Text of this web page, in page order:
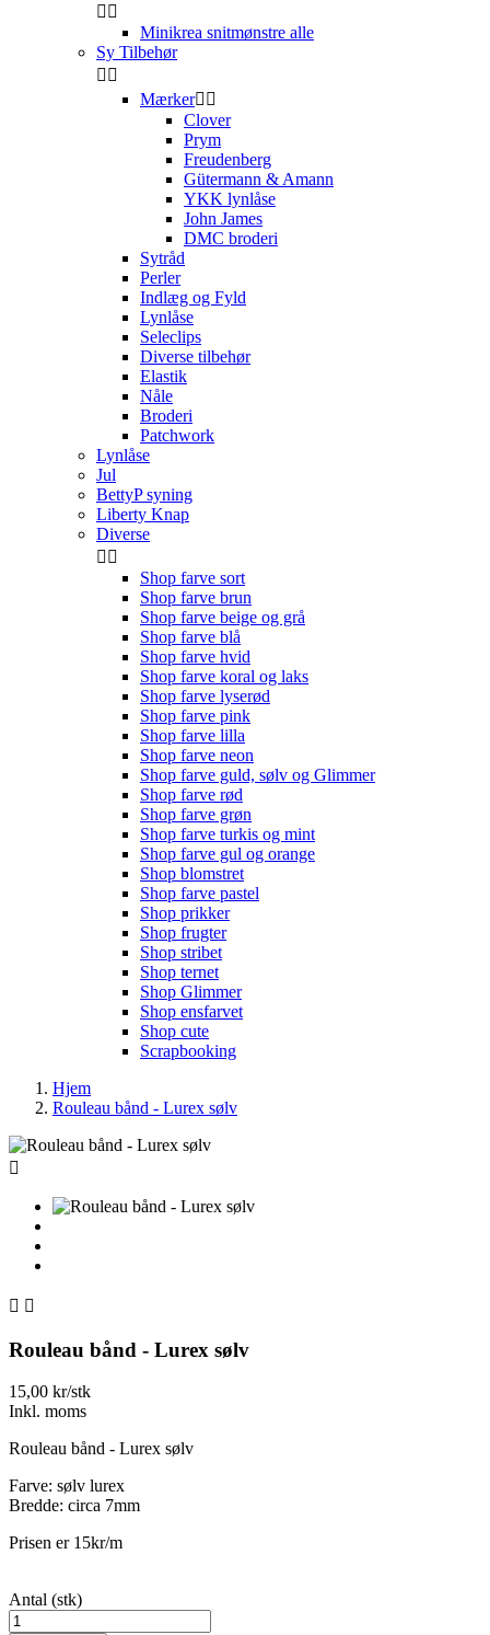
 
Minikrea snitmønstre alle
Sy Tilbehør
 
Mærker 
Clover
Prym
Freudenberg
Gütermann & Amann
YKK lynlåse
John James
DMC broderi
Sytråd
Perler
Indlæg og Fyld
Lynlåse
Seleclips
Diverse tilbehør
Elastik
Nåle
Broderi
Patchwork
Lynlåse
Jul
BettyP syning
Liberty Knap
Diverse
 
Shop farve sort
Shop farve brun
Shop farve beige og grå
Shop farve blå
Shop farve hvid
Shop farve koral og laks
Shop farve lyserød
Shop farve pink
Shop farve lilla
Shop farve neon
Shop farve guld, sølv og Glimmer
Shop farve rød
Shop farve grøn
Shop farve turkis og mint
Shop farve gul og orange
Shop blomstret
Shop farve pastel
Shop prikker
Shop frugter
Shop stribet
Shop ternet
Shop Glimmer
Shop ensfarvet
Shop cute
Scrapbooking
Hjem
Rouleau bånd - Lurex sølv

 
Rouleau bånd - Lurex sølv
15,00 kr/stk
Inkl. moms
Rouleau bånd - Lurex sølv
Farve: sølv lurex
Bredde: circa 7mm
Prisen er 15kr/m
Antal (stk)